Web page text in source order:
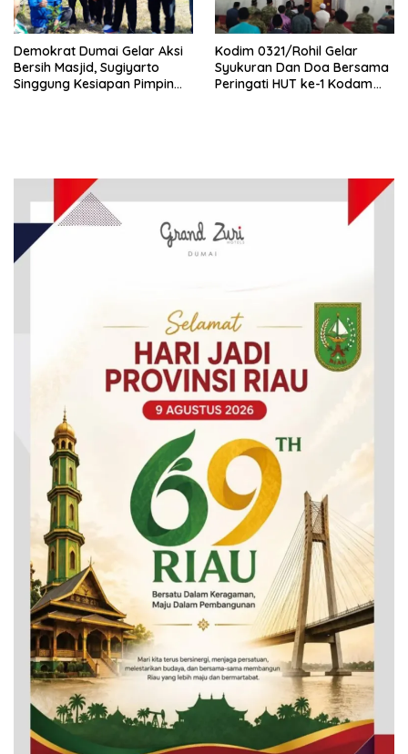
Demokrat Dumai Gelar Aksi
Bersih Masjid, Sugiyarto
Singgung Kesiapan Pimpin
Kodim 0321/Rohil Gelar
Syukuran Dan Doa Bersama
Peringati HUT ke-1 Kodam